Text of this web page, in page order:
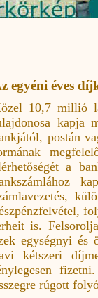
egyéni éves
10,7 millió
kapja
postán
a
is.
egységnyi és
kétszeri
rúgott